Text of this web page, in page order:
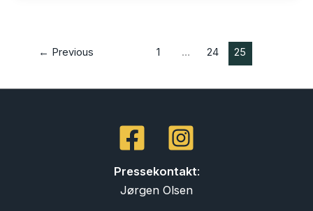
← Previous 1 … 24 25
Pressekontakt:
Jørgen Olsen